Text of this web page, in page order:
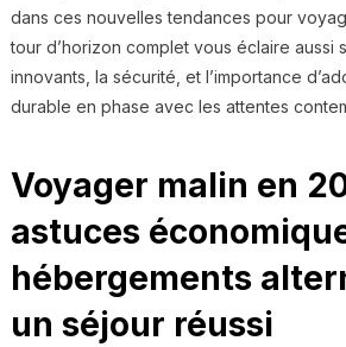
dans ces nouvelles tendances pour
tour d’horizon complet vous éclaire aussi
innovants, la sécurité, et l’importance
durable en phase avec les attentes
Voyager malin en
astuces
hébergements
un séjour réussi